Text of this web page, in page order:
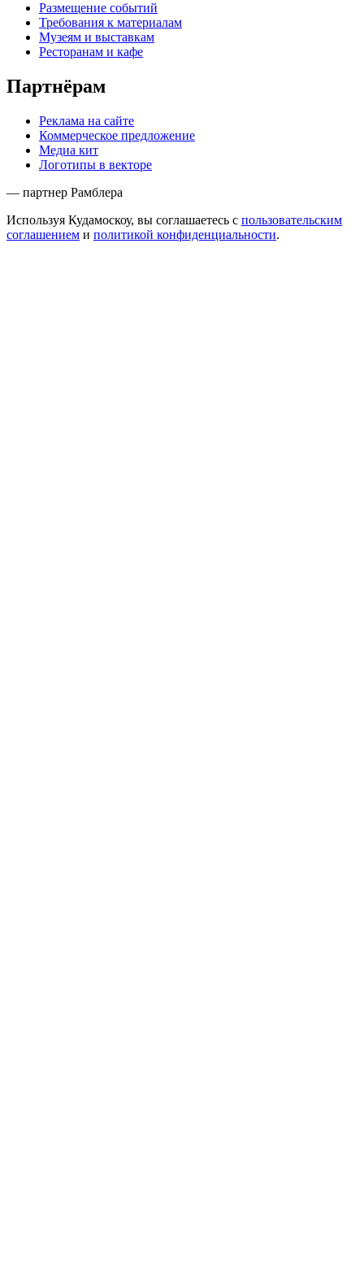
Размещение событий
Требования к материалам
Музеям и выставкам
Ресторанам и кафе
Партнёрам
Реклама на сайте
Коммерческое предложение
Медиа кит
Логотипы в векторе
— партнер Рамблера
Используя Кудамоскоу, вы соглашаетесь с пользовательским
соглашением и политикой конфиденциальности.